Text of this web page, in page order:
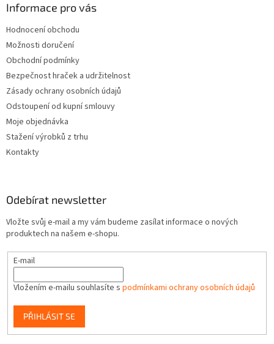
Informace pro vás
Hodnocení obchodu
Možnosti doručení
Obchodní podmínky
Bezpečnost hraček a udržitelnost
Zásady ochrany osobních údajů
Odstoupení od kupní smlouvy
Moje objednávka
Stažení výrobků z trhu
Kontakty
Odebírat newsletter
Vložte svůj e-mail a my vám budeme zasílat informace o nových
produktech na našem e-shopu.
E-mail
Vložením e-mailu souhlasíte s podmínkami ochrany osobních údajů
PŘIHLÁSIT SE